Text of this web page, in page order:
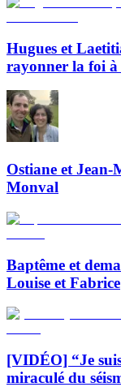
Hugues et
rayonner la foi à
Ostiane et
Monval
Baptême et
Louise et Fabrice
[VIDÉO] “Je
miraculé du